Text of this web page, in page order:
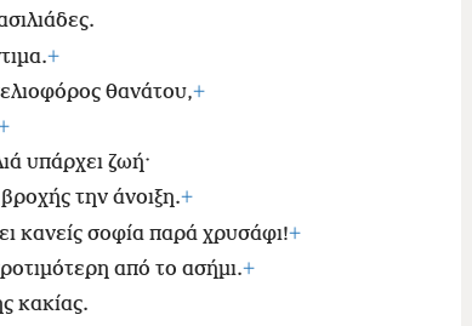
+
θανάτου,+
υπάρχει ζωή·
την άνοιξη.+
κανείς σοφία παρά χρυσάφι!+
από το ασήμι.+
κακίας.